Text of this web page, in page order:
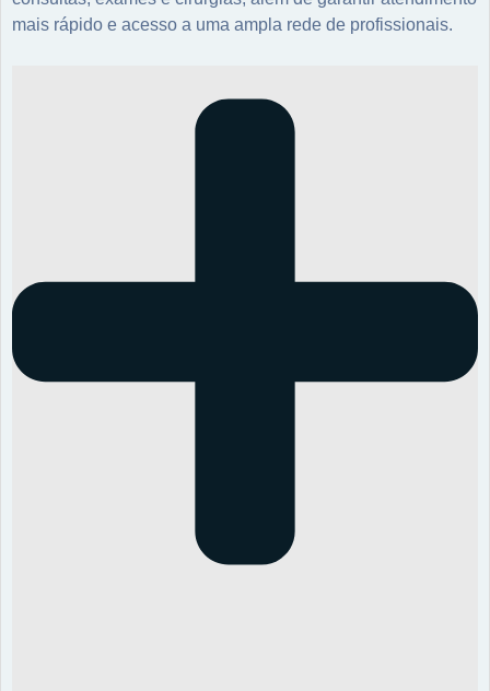
mais rápido e acesso a uma ampla rede de profissionais.